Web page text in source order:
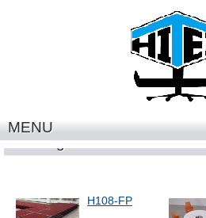
MENU
working table
H108-FP